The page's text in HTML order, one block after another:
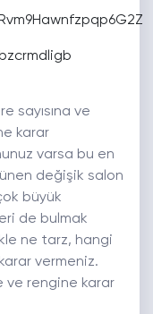
sayısına ve
karar
varsa bu en
değişik salon
büyük
de bulmak
ne tarz, hangi
vermeniz.
ve rengine karar